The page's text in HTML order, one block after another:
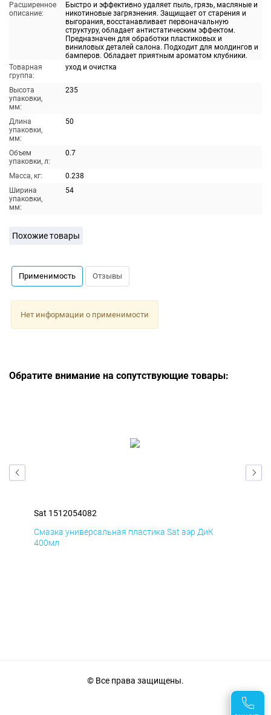
Расширенное
описание:
Быстро и эффективно удаляет пыль, грязь, масляные и
никотиновые загрязнения. Защищает от старения и
выгорания, восстанавливает первоначальную
структуру, обладает антистатическим эффектом.
Предназначен для обработки пластиковых и
виниловых деталей салона. Подходит для молдингов и
бамперов. Обладает приятным ароматом клубники.
Товарная
группа:
уход и очистка
Высота
упаковки,
мм:
235
Длина
упаковки,
мм:
50
Объем
упаковки, л:
0.7
Масса, кг:
0.238
Ширина
упаковки,
мм:
54
Похожие товары
Применимость Отзывы
Нет информации о применимости
Обратите внимание на сопутствующие товары:
Sat 1512054082
Смазка универсальная пластика Sat аэр ДиК
400мл
© Все права защищены.